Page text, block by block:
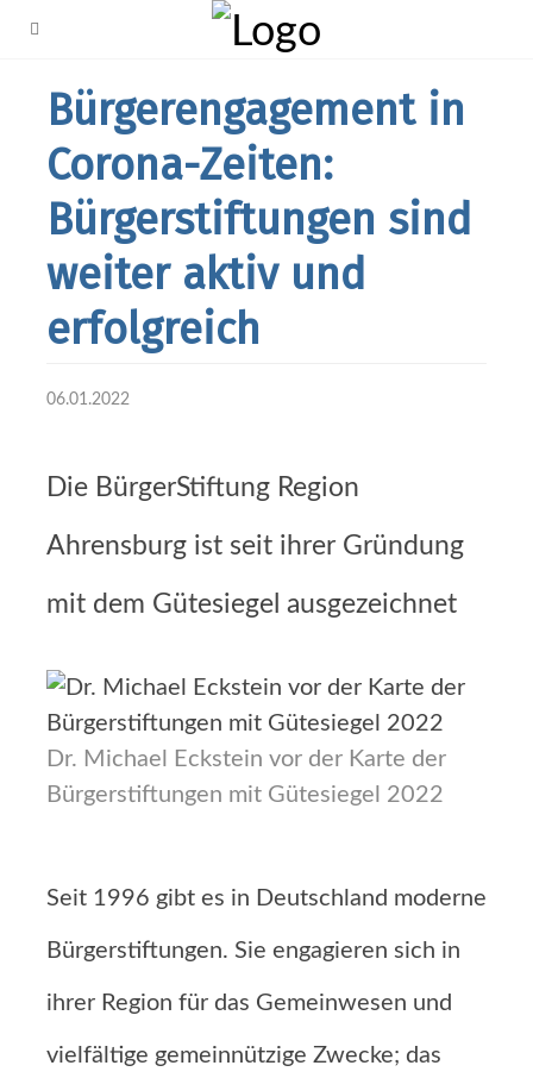
Bürgerengagement in
Corona-Zeiten:
Bürgerstiftungen sind
weiter aktiv und
erfolgreich
06.01.2022
Die BürgerStiftung Region
Ahrensburg ist seit ihrer Gründung
mit dem Gütesiegel ausgezeichnet
Dr. Michael Eckstein vor der Karte der
Bürgerstiftungen mit Gütesiegel 2022
Seit 1996 gibt es in Deutschland moderne
Bürgerstiftungen. Sie engagieren sich in
ihrer Region für das Gemeinwesen und
vielfältige gemeinnützige Zwecke; das